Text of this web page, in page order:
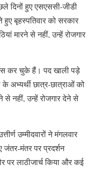
दिनों हुए एसएससी-जीडी
हुए बृहस्पतिवार को सरकार
मारने से नहीं, उन्हें रोजगार
कर चुके हैं। पद खाली पड़े
अभ्यर्थी छात्र-छात्राओं को
से नहीं, उन्हें रोजगार देने से
उम्मीदवारों ने मंगलवार
जंतर-मंतर पर प्रदर्शन
पर लाठीजार्च किया और कई